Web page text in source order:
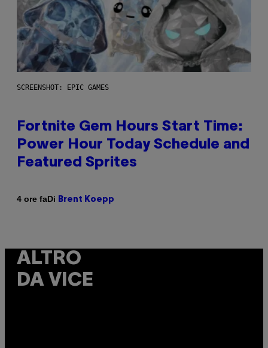
SCREENSHOT: EPIC GAMES
Fortnite Gem Hours Start Time:
Power Hour Today Schedule and
Featured Sprites
4 ore faDi Brent Koepp
ALTRO
DA VICE